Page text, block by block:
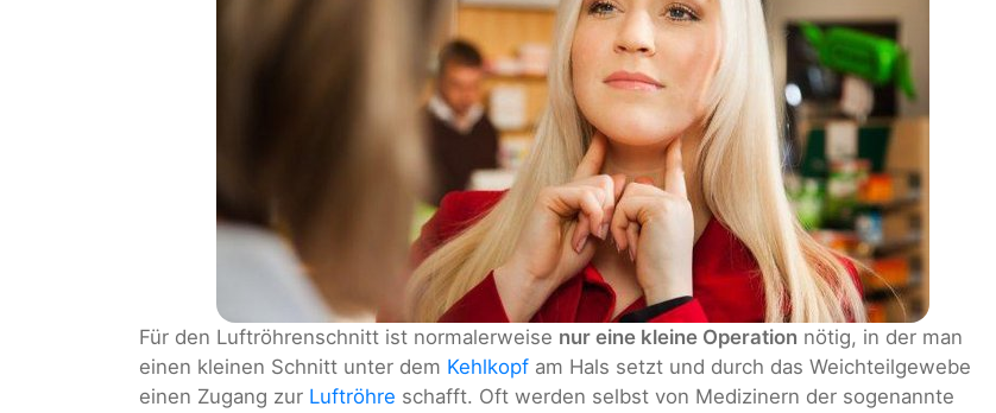
Für den Luftröhrenschnitt ist normalerweise nur eine kleine Operation nötig, in der man
einen kleinen Schnitt unter dem Kehlkopf am Hals setzt und durch das Weichteilgewebe
einen Zugang zur Luftröhre schafft. Oft werden selbst von Medizinern der sogenannte